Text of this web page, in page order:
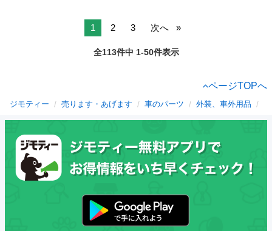
1 2 3 次へ
全113件中 1-50件表示
ページTOPへ
ジモティー 売ります・あげます 車のパーツ 外装、車外用品